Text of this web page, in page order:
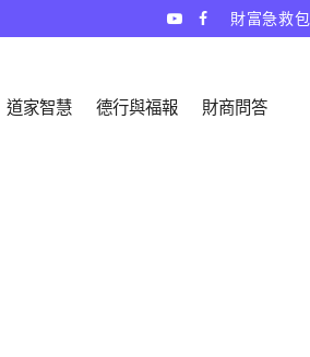
財富急救包
道家智慧 德行與福報 財商問答